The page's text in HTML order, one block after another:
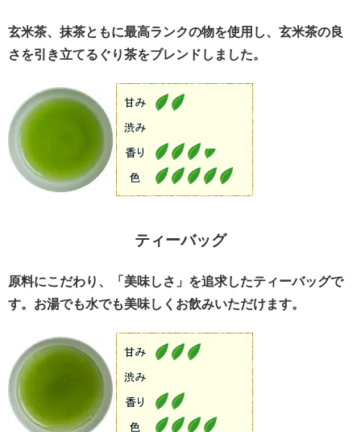
玄米茶、抹茶ともに最高ランクの物を使用し、玄米茶の良
さを引き立てるぐり茶をブレンドしました。
ティーバッグ
原料にこだわり、「美味しさ」を追求したティーバッグで
す。お湯でも水でも美味しくお飲みいただけます。